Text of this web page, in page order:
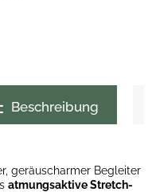
Beschreibung
geräuscharmer Begleiter
atmungsaktive Stretch-